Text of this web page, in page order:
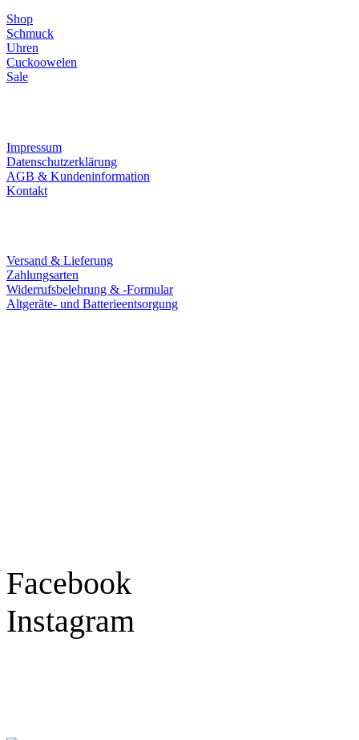
Shop
Schmuck
Uhren
Cuckoowelen
Sale
Impressum
Datenschutzerklärung
AGB & Kundeninformation
Kontakt
Versand & Lieferung
Zahlungsarten
Widerrufsbelehrung & -Formular
Altgeräte- und Batterieentsorgung
Facebook
Instagram